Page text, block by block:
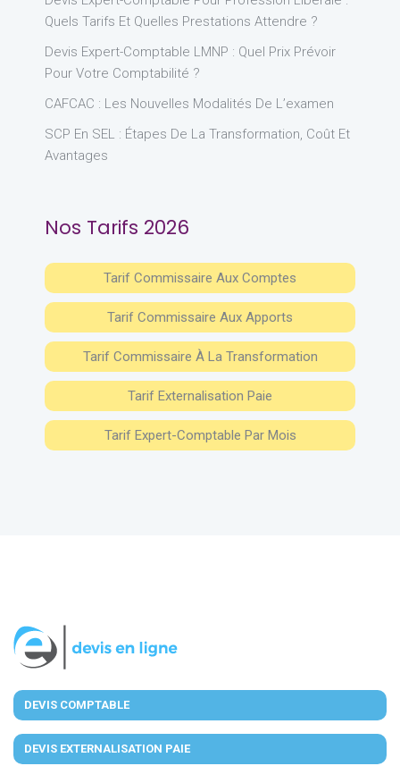
Quels Tarifs Et Quelles Prestations Attendre ?
Devis Expert-Comptable LMNP : Quel Prix Prévoir
Pour Votre Comptabilité ?
CAFCAC : Les Nouvelles Modalités De L’examen
SCP En SEL : Étapes De La Transformation, Coût Et
Avantages
Nos Tarifs 2026
Tarif Commissaire Aux Comptes
Tarif Commissaire Aux Apports
Tarif Commissaire À La Transformation
Tarif Externalisation Paie
Tarif Expert-Comptable Par Mois
DEVIS COMPTABLE
DEVIS EXTERNALISATION PAIE